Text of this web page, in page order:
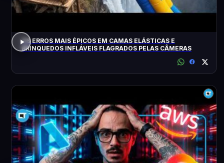
OS ERROS MAIS ÉPICOS EM CAMAS ELÁSTICAS E
BRINQUEDOS INFLÁVEIS FLAGRADOS PELAS CÂMERAS